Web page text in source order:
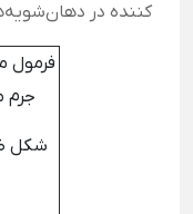
کننده در
فرمول
جرم
شکل